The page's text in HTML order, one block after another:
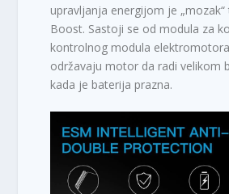
upravljanja energijom je „mozak“
Boost. Sastoji se od modula za
kontrolnog modula
održavaju motor da radi velikom
kada je baterija prazna.